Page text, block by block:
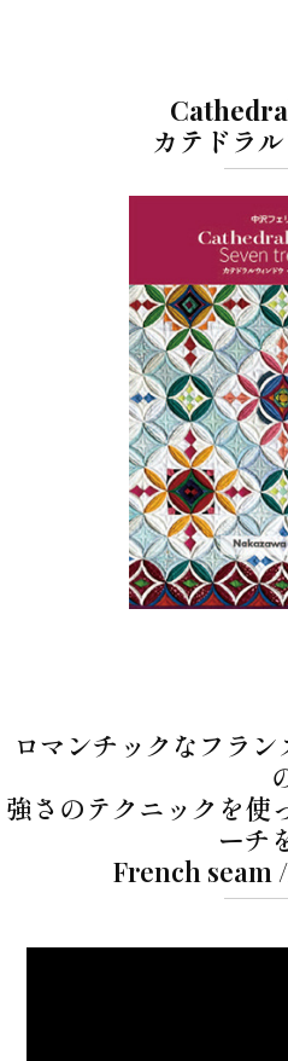
カテドラ
ロマンチックなフラ
強さのテクニックを使
ーチ
French seam